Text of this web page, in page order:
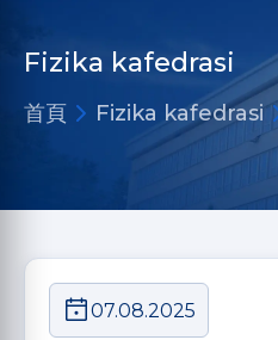
Fizika kafedrasi
首頁 Fizika kafedrasi
07.08.2025